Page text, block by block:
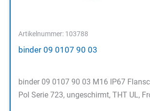
Artikelnummer: 103788
binder 09 0107 90 03
binder 09 0107 90 03 M16 IP67
Pol Serie 723, ungeschirmt, THT UL,